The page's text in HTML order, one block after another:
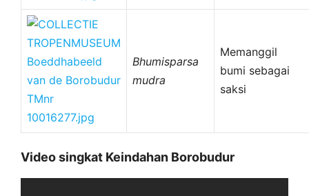
Bhumisparsa
mudra
Memanggil
bumi sebagai
saksi
Video singkat Keindahan Borobudur